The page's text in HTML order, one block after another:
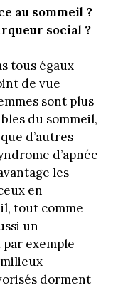
au sommeil ?
social ?
tous égaux
de vue
sont plus
du sommeil,
d’autres
d’apnée
les
en
tout comme
un
exemple
dorment